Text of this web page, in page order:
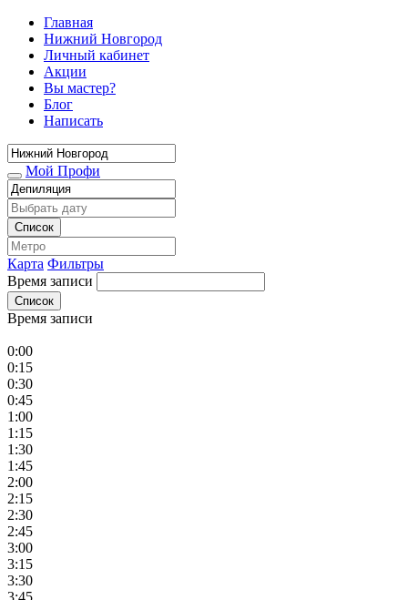
Главная
Нижний Новгород
Личный кабинет
Акции
Вы мастер?
Блог
Написать
Мой Профи
Список
Карта Фильтры
Время записи
Список
Время записи
0:00
0:15
0:30
0:45
1:00
1:15
1:30
1:45
2:00
2:15
2:30
2:45
3:00
3:15
3:30
3:45